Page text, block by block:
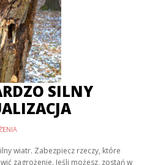
SILNY
wiatr. Zabezpiecz rzeczy, które
zagrożenie. Jeśli możesz, zostań w